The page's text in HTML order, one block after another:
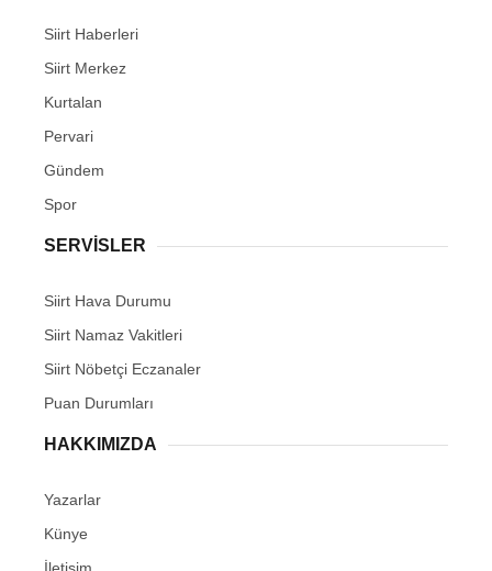
Siirt Haberleri
Siirt Merkez
Kurtalan
Pervari
Gündem
Spor
SERVİSLER
Siirt Hava Durumu
Siirt Namaz Vakitleri
Siirt Nöbetçi Eczanaler
Puan Durumları
HAKKIMIZDA
Yazarlar
Künye